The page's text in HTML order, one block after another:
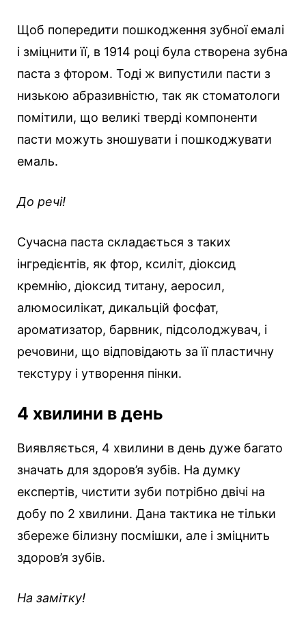
Щоб попередити пошкодження зубної емалі
і зміцнити її, в 1914 році була створена зубна
паста з фтором. Тоді ж випустили пасти з
низькою абразивністю, так як стоматологи
помітили, що великі тверді компоненти
пасти можуть зношувати і пошкоджувати
емаль.
До речі!
Сучасна паста складається з таких
інгредієнтів, як фтор, ксиліт, діоксид
кремнію, діоксид титану, аеросил,
алюмосилікат, дикальцій фосфат,
ароматизатор, барвник, підсолоджувач, і
речовини, що відповідають за її пластичну
текстуру і утворення пінки.
4 хвилини в день
Виявляється, 4 хвилини в день дуже багато
значать для здоров’я зубів. На думку
експертів, чистити зуби потрібно двічі на
добу по 2 хвилини. Дана тактика не тільки
збереже білизну посмішки, але і зміцнить
здоров’я зубів.
На замітку!